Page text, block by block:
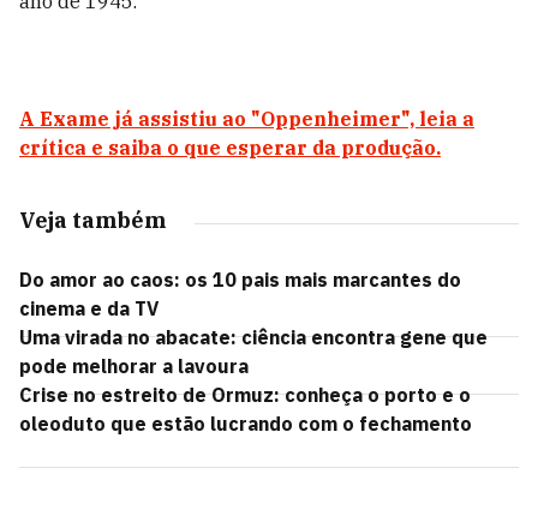
A Exame já assistiu ao "Oppenheimer", leia a
crítica e saiba o que esperar da produção.
Veja também
Do amor ao caos: os 10 pais mais marcantes do
cinema e da TV
Uma virada no abacate: ciência encontra gene que
pode melhorar a lavoura
Crise no estreito de Ormuz: conheça o porto e o
oleoduto que estão lucrando com o fechamento